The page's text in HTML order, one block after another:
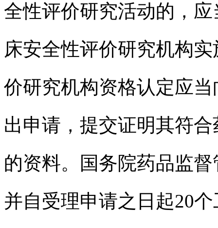
全性评价研究活动的，
床安全性评价研究机构
价研究机构资格认定应
出申请，提交证明其符
的资料。国务院药品监
并自受理申请之日起20